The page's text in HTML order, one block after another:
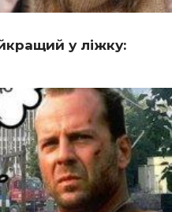
у ліжку: